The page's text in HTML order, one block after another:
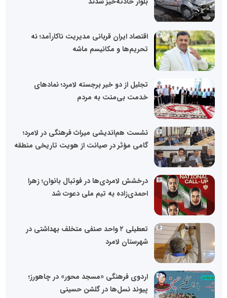
اقتصاد ایران قربانی مدیریت ناکارآمد؛ نه
تحریم‌ها و مکانیسم ماشه
تجلیل از دو خیر برجسته لامرد؛ نمادهای
خدمت بی‌منت به مردم
نشست هم‌اندیشی میراث فرهنگی در لامرد؛
گامی مؤثر در صیانت از هویت تاریخی منطقه
درخشش لامردی‌ها در فوتبال بانوان؛ زهرا
احمدی‌زاده به تیم ملی دعوت شد
تعطیلی ٢ واحد صنفی متخلف بهداشتی در
شهرستان لامرد
اردوی فرهنگی «مسجد محور» در چاهورز؛
پیوند نسل‌ها در گلشن حسینی